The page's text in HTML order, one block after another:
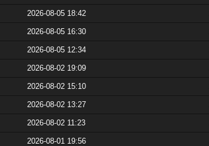
2026-08-05 18:42
2026-08-05 16:30
2026-08-05 12:34
2026-08-02 19:09
2026-08-02 15:10
2026-08-02 13:27
2026-08-02 11:23
2026-08-01 19:56